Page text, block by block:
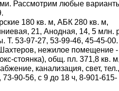
Рассмотрим любые
180 кв. м, АБК 280 кв. м,
21, Анодная, 14, 5 млн.
Т. 53-97-27, 53-99-46, 45-45-00.
нежилое помещение -
стоянка), общ. пл. 371,8 кв.
канализация, свет,
90-56, с 9 до 18 ч, 8-901-615-